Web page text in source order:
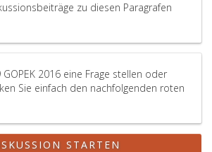
zu diesen Paragrafen
2016 eine Frage stellen oder
Sie einfach den nachfolgenden roten
STARTEN